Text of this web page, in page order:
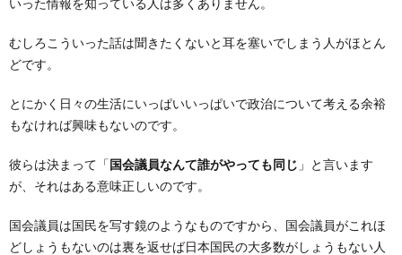
むしろこういった話は聞きたくないと耳を塞いでしまう人がほとん
どです。
とにかく日々の生活にいっぱいいっぱいで政治について考える余裕
もなければ興味もないのです。
彼らは決まって「国会議員なんて誰がやっても同じ 」と言います
が、それはある意味正しいのです。
国会議員は国民を写す鏡のようなものですから、国会議員がこれほ
どしょうもないのは裏を返せば日本国民の大多数がしょうもない人